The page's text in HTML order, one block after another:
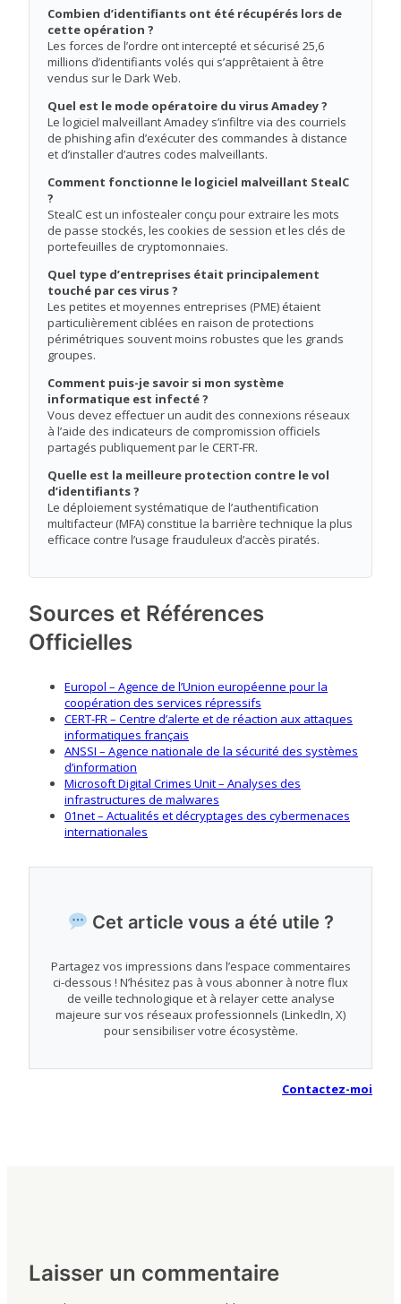
Combien d’identifiants ont été récupérés lors de
cette opération ?
Les forces de l’ordre ont intercepté et sécurisé 25,6
millions d’identifiants volés qui s’apprêtaient à être
vendus sur le Dark Web.
Quel est le mode opératoire du virus Amadey ?
Le logiciel malveillant Amadey s’infiltre via des courriels
de phishing afin d’exécuter des commandes à distance
et d’installer d’autres codes malveillants.
Comment fonctionne le logiciel malveillant StealC
?
StealC est un infostealer conçu pour extraire les mots
de passe stockés, les cookies de session et les clés de
portefeuilles de cryptomonnaies.
Quel type d’entreprises était principalement
touché par ces virus ?
Les petites et moyennes entreprises (PME) étaient
particulièrement ciblées en raison de protections
périmétriques souvent moins robustes que les grands
groupes.
Comment puis-je savoir si mon système
informatique est infecté ?
Vous devez effectuer un audit des connexions réseaux
à l’aide des indicateurs de compromission officiels
partagés publiquement par le CERT-FR.
Quelle est la meilleure protection contre le vol
d’identifiants ?
Le déploiement systématique de l’authentification
multifacteur (MFA) constitue la barrière technique la plus
efficace contre l’usage frauduleux d’accès piratés.
Sources et Références
Officielles
Europol – Agence de l’Union européenne pour la
coopération des services répressifs
CERT-FR – Centre d’alerte et de réaction aux attaques
informatiques français
ANSSI – Agence nationale de la sécurité des systèmes
d’information
Microsoft Digital Crimes Unit – Analyses des
infrastructures de malwares
01net – Actualités et décryptages des cybermenaces
internationales
Cet article vous a été utile ?
Partagez vos impressions dans l’espace commentaires
ci-dessous ! N’hésitez pas à vous abonner à notre flux
de veille technologique et à relayer cette analyse
majeure sur vos réseaux professionnels (LinkedIn, X)
pour sensibiliser votre écosystème.
Contactez-moi
Laisser un commentaire